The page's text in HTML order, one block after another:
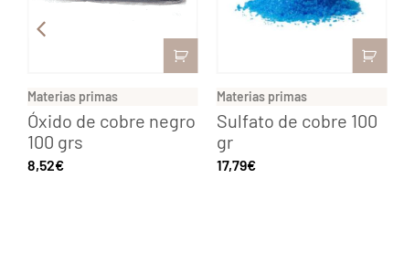
Materias primas
Óxido de cobre negro
100 grs
8,52€
Materias primas
Sulfato de cobre 100
gr
17,79€